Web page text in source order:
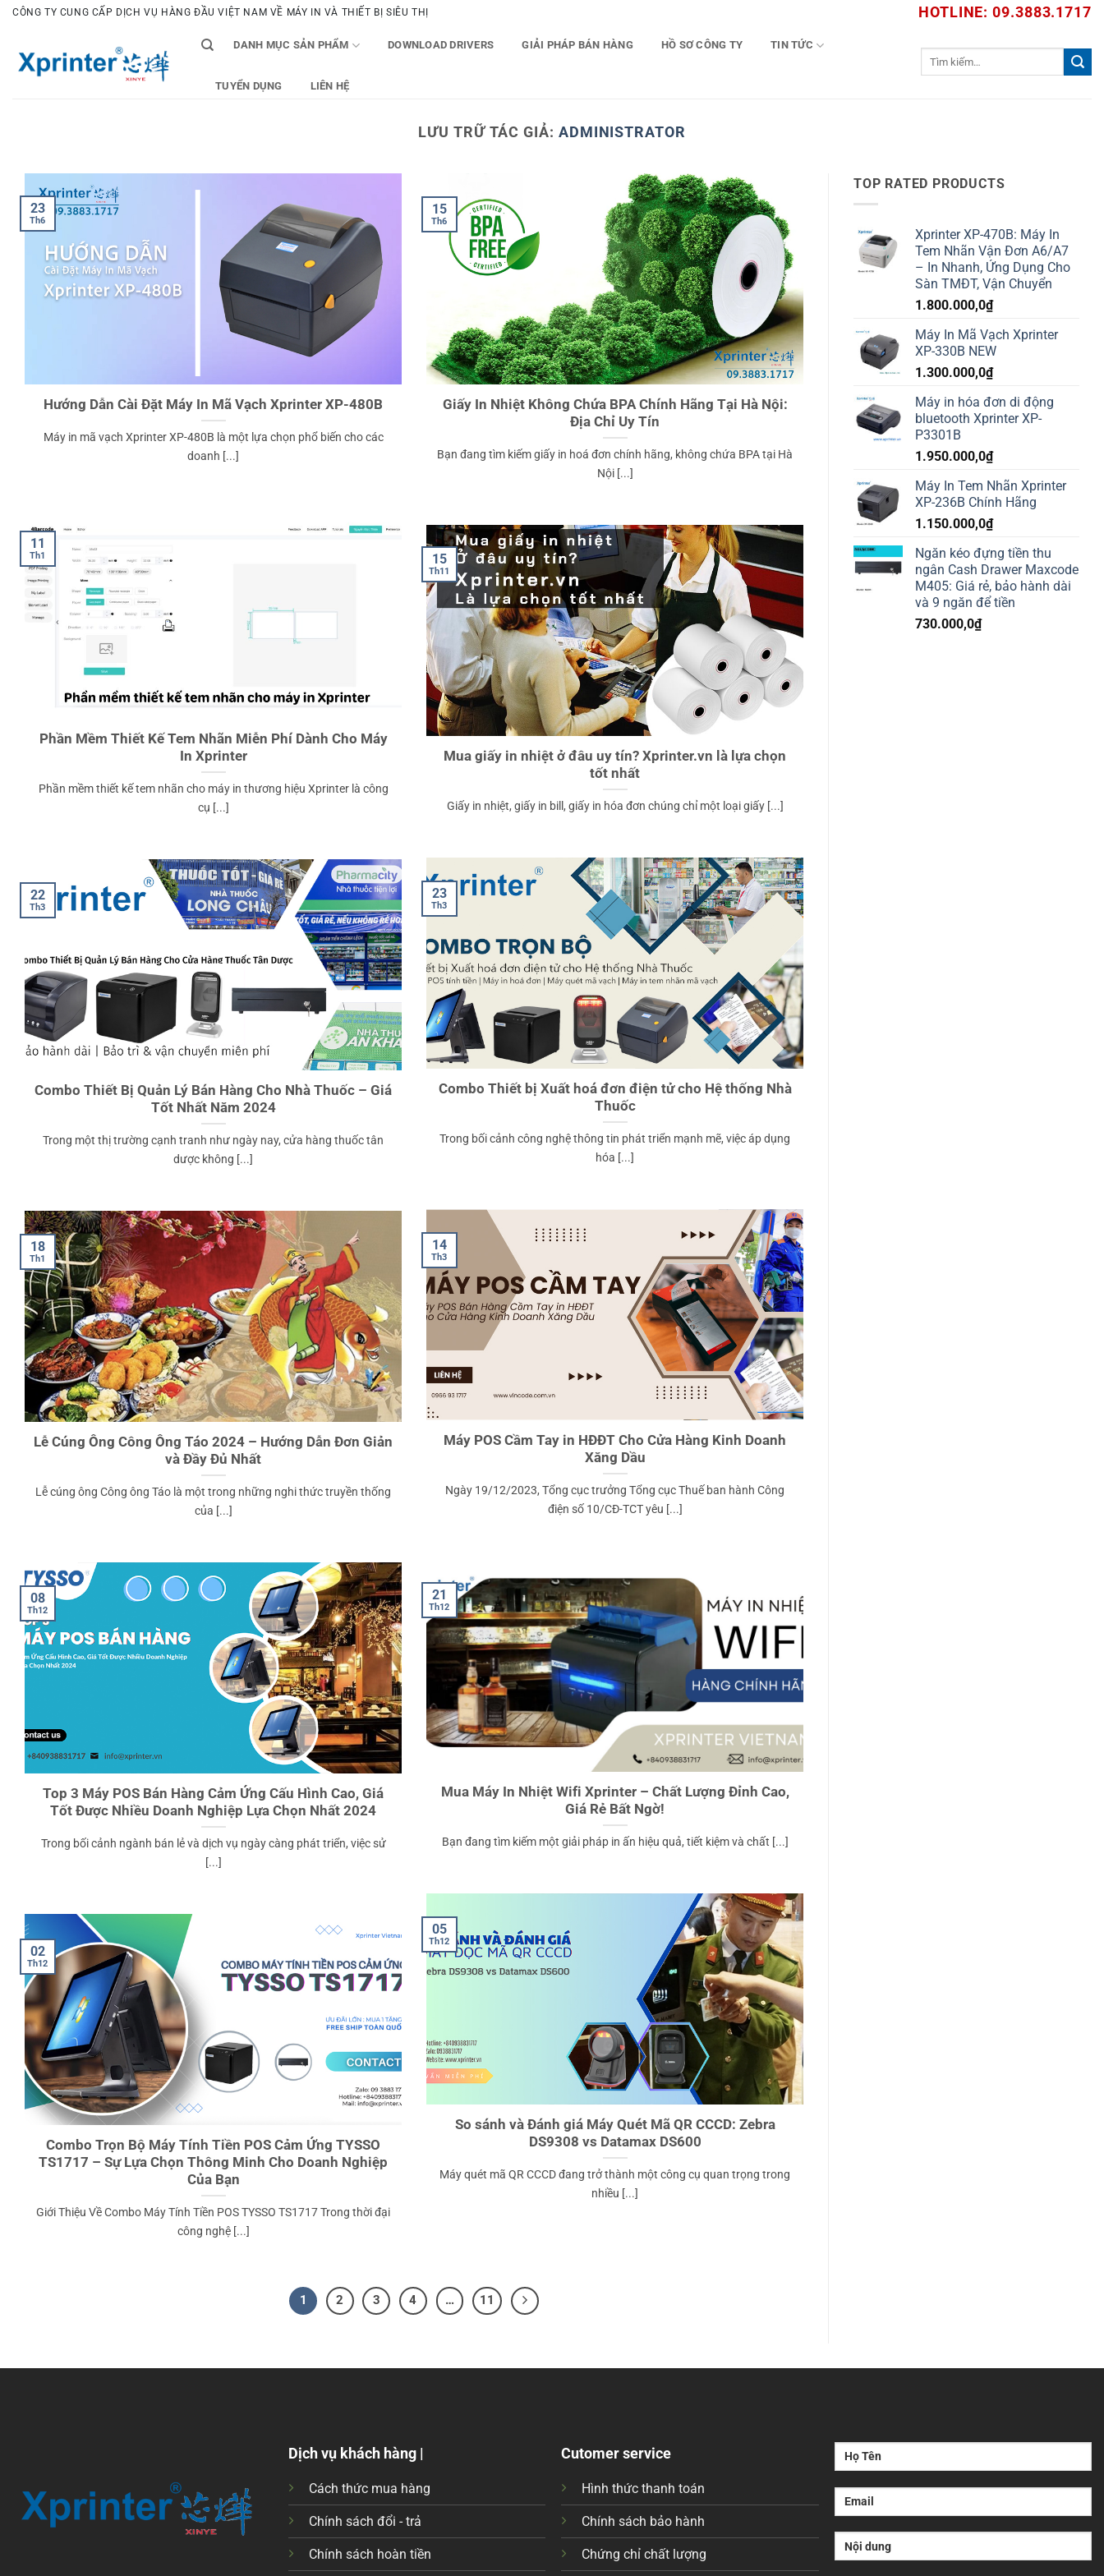
Bỏ
dung
CÔNG TY CUNG CẤP DỊCH VỤ HÀNG ĐẦU VIỆT NAM VỀ MÁY IN VÀ THIẾT BỊ SIÊU THỊ HOTLINE: 09.3883.1717
DANH MỤC SẢN PHẨM DOWNLOAD DRIVERS GIẢI PHÁP BÁN HÀNG HỒ SƠ CÔNG TY TIN TỨC
TUYỂN DỤNG LIÊN HỆ
LƯU TRỮ TÁC GIẢ: ADMINISTRATOR
Hướng Dẫn Cài Đặt Máy In Mã Vạch Xprinter XP-480B
Máy in mã vạch Xprinter XP-480B là một lựa chọn phổ biến cho các
doanh [...]
23
Th6
Giấy In Nhiệt Không Chứa BPA Chính Hãng Tại Hà Nội:
Địa Chỉ Uy Tín
Bạn đang tìm kiếm giấy in hoá đơn chính hãng, không chứa BPA tại Hà
Nội [...]
15
Th6
Phần Mềm Thiết Kế Tem Nhãn Miễn Phí Dành Cho Máy
In Xprinter
Phần mềm thiết kế tem nhãn cho máy in thương hiệu Xprinter là công
cụ [...]
11
Th1
Mua giấy in nhiệt ở đâu uy tín? Xprinter.vn là lựa chọn
tốt nhất
Giấy in nhiệt, giấy in bill, giấy in hóa đơn chúng chỉ một loại giấy [...]
15
Th11
Combo Thiết bị Xuất hoá đơn điện tử cho Hệ thống Nhà
Thuốc
Trong bối cảnh công nghệ thông tin phát triển mạnh mẽ, việc áp dụng
hóa [...]
23
Th3
Combo Thiết Bị Quản Lý Bán Hàng Cho Nhà Thuốc – Giá
Tốt Nhất Năm 2024
Trong một thị trường cạnh tranh như ngày nay, cửa hàng thuốc tân
dược không [...]
22
Th3
Máy POS Cầm Tay in HĐĐT Cho Cửa Hàng Kinh Doanh
Xăng Dầu
Ngày 19/12/2023, Tổng cục trưởng Tổng cục Thuế ban hành Công
điện số 10/CĐ-TCT yêu [...]
14
Th3
Lễ Cúng Ông Công Ông Táo 2024 – Hướng Dẫn Đơn Giản
và Đầy Đủ Nhất
Lễ cúng ông Công ông Táo là một trong những nghi thức truyền thống
của [...]
18
Th1
Mua Máy In Nhiệt Wifi Xprinter – Chất Lượng Đỉnh Cao,
Giá Rẻ Bất Ngờ!
Bạn đang tìm kiếm một giải pháp in ấn hiệu quả, tiết kiệm và chất [...]
21
Th12
Top 3 Máy POS Bán Hàng Cảm Ứng Cấu Hình Cao, Giá
Tốt Được Nhiều Doanh Nghiệp Lựa Chọn Nhất 2024
Trong bối cảnh ngành bán lẻ và dịch vụ ngày càng phát triển, việc sử
[...]
08
Th12
So sánh và Đánh giá Máy Quét Mã QR CCCD: Zebra
DS9308 vs Datamax DS600
Máy quét mã QR CCCD đang trở thành một công cụ quan trọng trong
nhiều [...]
05
Th12
Combo Trọn Bộ Máy Tính Tiền POS Cảm Ứng TYSSO
TS1717 – Sự Lựa Chọn Thông Minh Cho Doanh Nghiệp
Của Bạn
Giới Thiệu Về Combo Máy Tính Tiền POS TYSSO TS1717 Trong thời đại
công nghệ [...]
02
Th12
1 2 3 4 … 11
TOP RATED PRODUCTS
Xprinter XP-470B: Máy In
Tem Nhãn Vận Đơn A6/A7
– In Nhanh, Ứng Dụng Cho
Sàn TMĐT, Vận Chuyển
1.800.000,0₫
Máy In Mã Vạch Xprinter
XP-330B NEW
1.300.000,0₫
Máy in hóa đơn di động
bluetooth Xprinter XP-
P3301B
1.950.000,0₫
Máy In Tem Nhãn Xprinter
XP-236B Chính Hãng
1.150.000,0₫
Ngăn kéo đựng tiền thu
ngân Cash Drawer Maxcode
M405: Giá rẻ, bảo hành dài
và 9 ngăn để tiền
730.000,0₫
Dịch vụ khách hàng |
Cách thức mua hàng
Chính sách đổi - trả
Chính sách hoàn tiền
Cutomer service
Hình thức thanh toán
Chính sách bảo hành
Chứng chỉ chất lượng